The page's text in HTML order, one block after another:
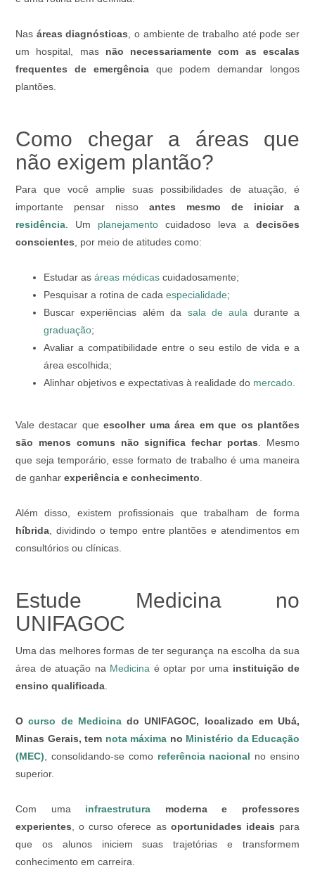
Nas áreas diagnósticas, o ambiente de trabalho até pode ser
um hospital, mas não necessariamente com as escalas
frequentes de emergênciaque podem demandar longos
plantões.
Como chegar a áreas que
não exigem plantão?
Para que você amplie suas possibilidades de atuação, é
importante pensar nisso antes mesmo de iniciar a
residência. Um planejamento cuidadoso leva a decisões
conscientes, por meio de atitudes como:
Estudar as áreas médicas cuidadosamente;
Pesquisar a rotina de cada especialidade;
Buscar experiências além da sala de aula durante a
graduação;
Avaliar a compatibilidade entre o seu estilo de vida e a
área escolhida;
Alinhar objetivos e expectativas à realidade do mercado.
Vale destacar queescolher uma área em que os plantões
são menos comuns não significa fechar portas. Mesmo
que seja temporário, esse formato de trabalho é uma maneira
de ganhar experiência e conhecimento.
Além disso, existem profissionais que trabalham de forma
híbrida, dividindo o tempo entre plantões e atendimentos em
consultórios ou clínicas.
Estude Medicina no
UNIFAGOC
Uma das melhores formas de ter segurança na escolha da sua
área de atuação na Medicina é optar por uma instituição de
ensino qualificada.
Ocurso de Medicinado UNIFAGOC, localizado em Ubá,
Minas Gerais, tem nota máxima no Ministério da Educação
(MEC), consolidando-se como referência nacional no ensino
superior.
Com uma infraestrutura moderna e professores
experientes, o curso oferece as oportunidades ideais para
que os alunos iniciem suas trajetórias e transformem
conhecimento em carreira.